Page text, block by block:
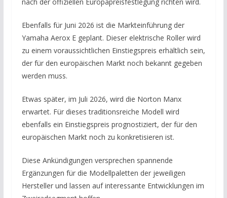
Ebenfalls für Juni 2026 ist die Markteinführung der
Yamaha Aerox E geplant. Dieser elektrische Roller wird
zu einem voraussichtlichen Einstiegspreis erhältlich sein,
der für den europäischen Markt noch bekannt gegeben
werden muss.
Etwas später, im Juli 2026, wird die Norton Manx
erwartet. Für dieses traditionsreiche Modell wird
ebenfalls ein Einstiegspreis prognostiziert, der für den
europäischen Markt noch zu konkretisieren ist.
Diese Ankündigungen versprechen spannende
Ergänzungen für die Modellpaletten der jeweiligen
Hersteller und lassen auf interessante Entwicklungen im